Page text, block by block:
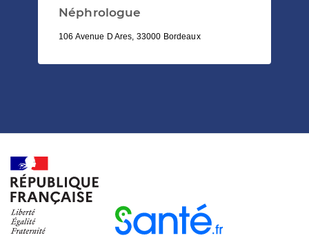
Néphrologue
106 Avenue D Ares, 33000 Bordeaux